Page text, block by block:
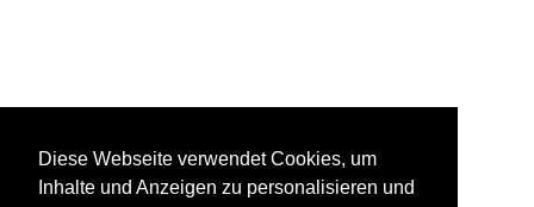
Diese Webseite verwendet Cookies, um
Inhalte und Anzeigen zu personalisieren und